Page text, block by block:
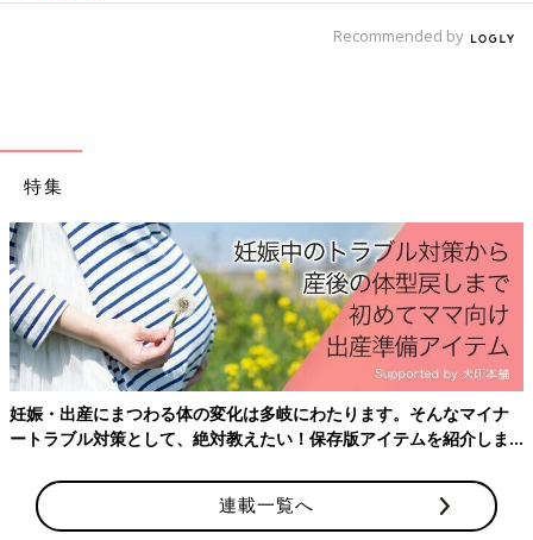
発症を完全に予防するワクチンではありませんが、発症後の重症
【副反応は？】発熱、下痢などが出ることがあります
れていますが、いずれも程度は軽いものです。
接種時期が遅くなると腸重積症を起こす頻度が高くなるので、1
回目はできるだけ12週までに、どんなに遅くとも14週6日までに
受けてください。
＜接種後のおむつ替えに注意して＞
接種1週間後くらいをピークに平均10日ほどは、うんちの中にロ
タウイルスが排出されます。ロタウイルスは大人にも感染するの
で、おむつ替え後の手洗いは徹底して行いましょう。
ロタウイルス胃腸炎とはどんな病気？
Recommended by
特集
妊娠・出産にまつわる体の変化は多岐にわたります。そんなマイナ
ートラブル対策として、絶対教えたい！保存版アイテムを紹介しま
連載一覧へ